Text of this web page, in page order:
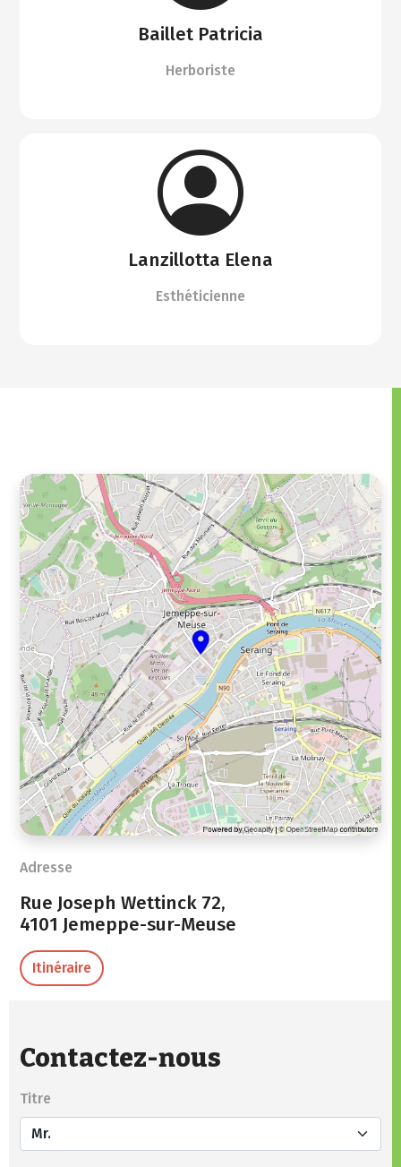
Baillet Patricia
Herboriste
Lanzillotta Elena
Esthéticienne
Adresse
Rue Joseph Wettinck 72,
4101 Jemeppe-sur-Meuse
Itinéraire
Contactez-nous
Titre